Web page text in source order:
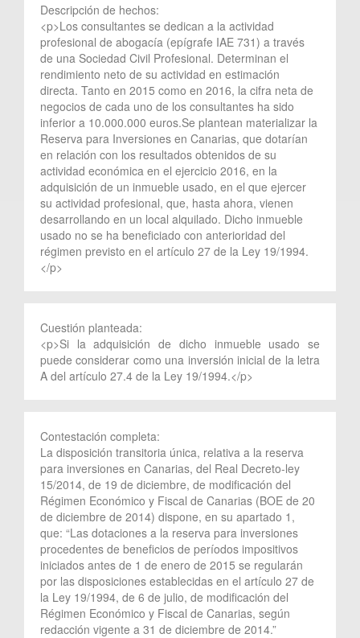
Descripción de hechos:
<p>Los consultantes se dedican a la actividad
profesional de abogacía (epígrafe IAE 731) a través
de una Sociedad Civil Profesional. Determinan el
rendimiento neto de su actividad en estimación
directa. Tanto en 2015 como en 2016, la cifra neta de
negocios de cada uno de los consultantes ha sido
inferior a 10.000.000 euros.Se plantean materializar la
Reserva para Inversiones en Canarias, que dotarían
en relación con los resultados obtenidos de su
actividad económica en el ejercicio 2016, en la
adquisición de un inmueble usado, en el que ejercer
su actividad profesional, que, hasta ahora, vienen
desarrollando en un local alquilado. Dicho inmueble
usado no se ha beneficiado con anterioridad del
régimen previsto en el artículo 27 de la Ley 19/1994.
</p>
Cuestión planteada:
<p>Si la adquisición de dicho inmueble usado se
puede considerar como una inversión inicial de la letra
A del artículo 27.4 de la Ley 19/1994.</p>
Contestación completa:
La disposición transitoria única, relativa a la reserva
para inversiones en Canarias, del Real Decreto-ley
15/2014, de 19 de diciembre, de modificación del
Régimen Económico y Fiscal de Canarias (BOE de 20
de diciembre de 2014) dispone, en su apartado 1,
que: “Las dotaciones a la reserva para inversiones
procedentes de beneficios de períodos impositivos
iniciados antes de 1 de enero de 2015 se regularán
por las disposiciones establecidas en el artículo 27 de
la Ley 19/1994, de 6 de julio, de modificación del
Régimen Económico y Fiscal de Canarias, según
redacción vigente a 31 de diciembre de 2014.”